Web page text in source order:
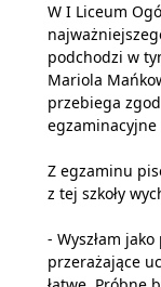
W I Liceum
podchodzi w
Mariola
przebiega
Z egzaminu
z tej szkoły
- Wyszłam
przerażające